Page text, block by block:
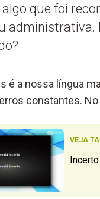
algo que foi
administrativa.
é a nossa língua
constantes.
VEJA